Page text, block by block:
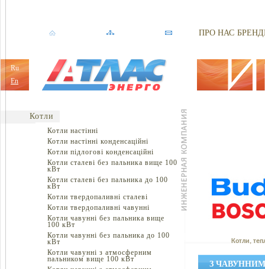
Ru
En
ПРО НАС
Котли
Котли настінні
Котли настінні конденсаційні
Котли підлогові конденсаційні
Котли сталеві без пальника вище 100
кВт
Котли сталеві без пальника до 100
кВт
Котли твердопаливні сталеві
Котли твердопаливні чавунні
Котли чавунні без пальника вище
100 кВт
Котли чавунні без пальника до 100
кВт
Котли чавунні з атмосферним
пальником вище 100 кВт
Котли,
З